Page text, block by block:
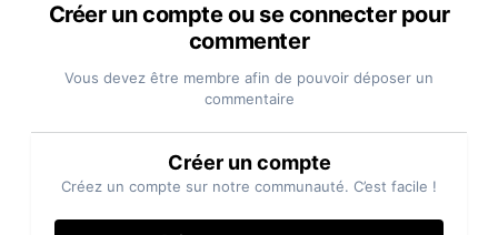
Créer un compte ou se connecter pour
commenter
Vous devez être membre afin de pouvoir déposer un
commentaire
Créer un compte
Créez un compte sur notre communauté. C’est facile !